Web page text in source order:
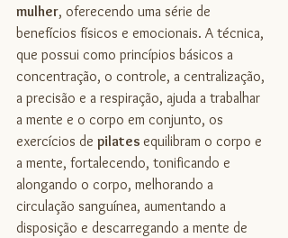
mulher, oferecendo uma série de
benefícios físicos e emocionais. A técnica,
que possui como princípios básicos a
concentração, o controle, a centralização,
a precisão e a respiração, ajuda a trabalhar
a mente e o corpo em conjunto, os
exercícios de pilates equilibram o corpo e
a mente, fortalecendo, tonificando e
alongando o corpo, melhorando a
circulação sanguínea, aumentando a
disposição e descarregando a mente de